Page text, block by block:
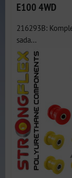
E100 4WD
216293B:
sada...